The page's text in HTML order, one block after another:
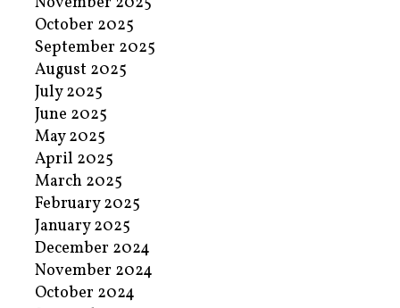
October 2025
September 2025
August 2025
July 2025
June 2025
May 2025
April 2025
March 2025
February 2025
January 2025
December 2024
November 2024
October 2024